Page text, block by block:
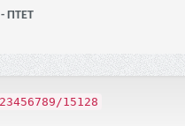
- ΠΤΕΤ
15128